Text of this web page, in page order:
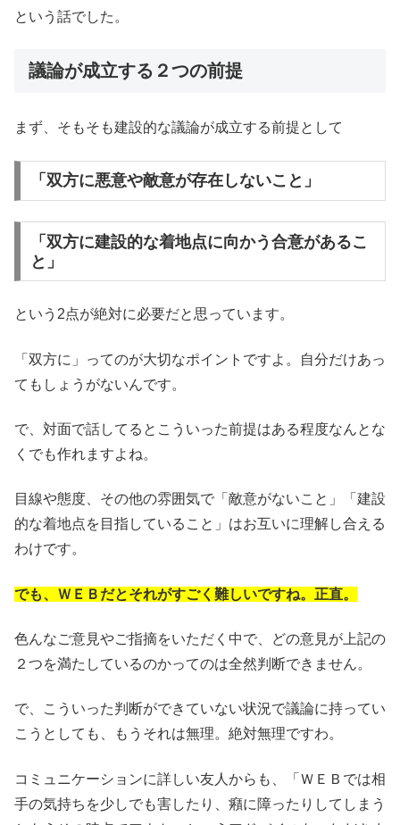
という話でした。
議論が成立する２つの前提
まず、そもそも建設的な議論が成立する前提として
「双方に悪意や敵意が存在しないこと」
「双方に建設的な着地点に向かう合意があるこ
と」
という2点が絶対に必要だと思っています。
「双方に」ってのが大切なポイントですよ。自分だけあっ
てもしょうがないんです。
で、対面で話してるとこういった前提はある程度なんとな
くでも作れますよね。
目線や態度、その他の雰囲気で「敵意がないこと」「建設
的な着地点を目指していること」はお互いに理解し合える
わけです。
でも、ＷＥＢだとそれがすごく難しいですね。正直。
色んなご意見やご指摘をいただく中で、どの意見が上記の
２つを満たしているのかってのは全然判断できません。
で、こういった判断ができていない状況で議論に持ってい
こうとしても、もうそれは無理。絶対無理ですわ。
コミュニケーションに詳しい友人からも、「ＷＥＢでは相
手の気持ちを少しでも害したり、癪に障ったりしてしまう